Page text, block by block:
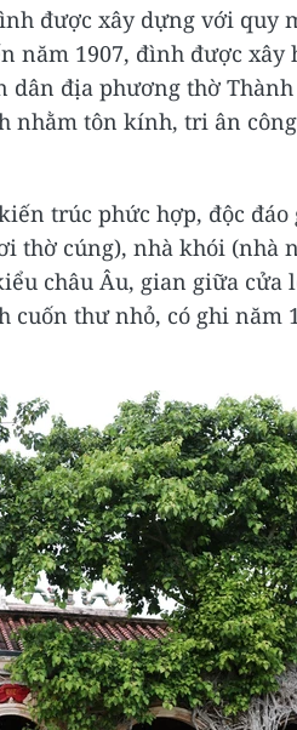
được xây dựng với quy
năm 1907, đình được
dân địa phương thờ
nhằm tôn kính, tri ân
trúc phức hợp, độc đáo
thờ cúng), nhà khói (nhà
châu Âu, gian giữa cửa
cuốn thư nhỏ, có ghi năm